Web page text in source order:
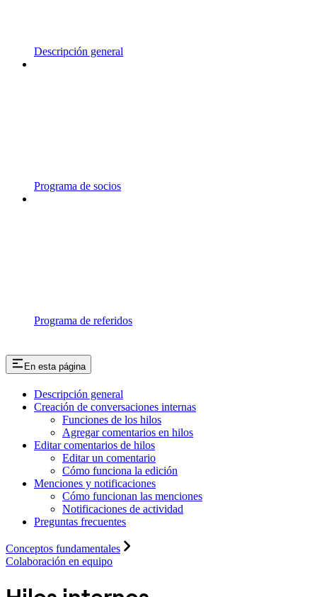
Descripción general
Programa de socios
Programa de referidos
En esta página
Descripción general
Creación de conversaciones internas
Funciones de los hilos
Agregar comentarios en hilos
Editar comentarios de hilos
Editar un comentario
Cómo funciona la edición
Menciones y notificaciones
Cómo funcionan las menciones
Notificaciones de actividad
Preguntas frecuentes
Conceptos fundamentales
Colaboración en equipo